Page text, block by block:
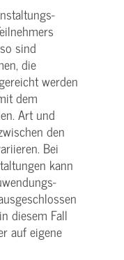
sind
die
werden
dem
Art und
den
Bei
kann
diesem Fall
auf eigene